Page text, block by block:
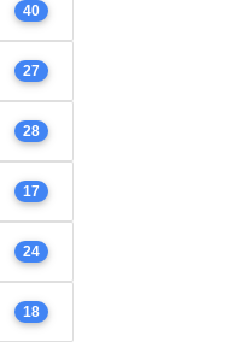
40
27
28
17
24
18